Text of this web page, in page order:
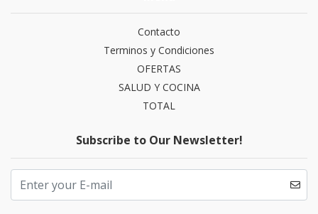
Contacto
Terminos y Condiciones
OFERTAS
SALUD Y COCINA
TOTAL
Subscribe to Our Newsletter!